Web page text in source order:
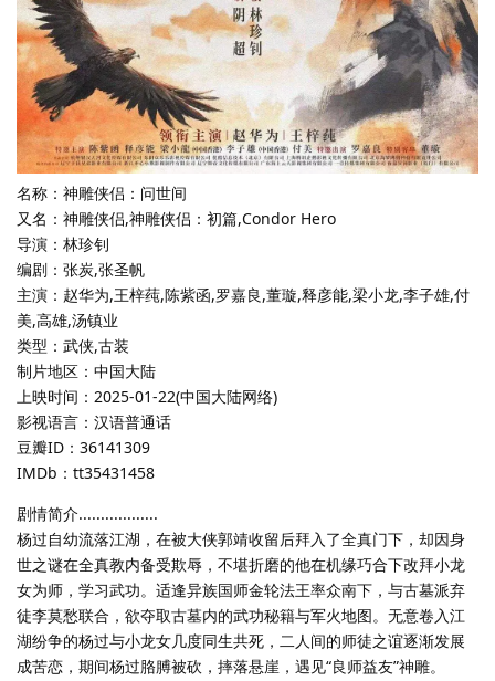
名称：神雕侠侣：问世间
又名：神雕侠侣,神雕侠侣：初篇,Condor Hero
导演：林珍钊
编剧：张炭,张圣帆
主演：赵华为,王梓莼,陈紫函,罗嘉良,董璇,释彦能,梁小龙,李子雄,付
美,高雄,汤镇业
类型：武侠,古装
制片地区：中国大陆
上映时间：2025-01-22(中国大陆网络)
影视语言：汉语普通话
豆瓣ID：36141309
IMDb：tt35431458
剧情简介..................
杨过自幼流落江湖，在被大侠郭靖收留后拜入了全真门下，却因身
世之谜在全真教内备受欺辱，不堪折磨的他在机缘巧合下改拜小龙
女为师，学习武功。适逢异族国师金轮法王率众南下，与古墓派弃
徒李莫愁联合，欲夺取古墓内的武功秘籍与军火地图。无意卷入江
湖纷争的杨过与小龙女几度同生共死，二人间的师徒之谊逐渐发展
成苦恋，期间杨过胳膊被砍，摔落悬崖，遇见“良师益友”神雕。